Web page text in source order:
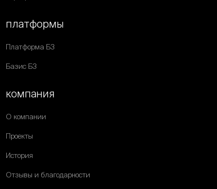
платформы
Платформа Б3
Базис Б3
компания
О компании
Проекты
История
Отзывы и благодарности